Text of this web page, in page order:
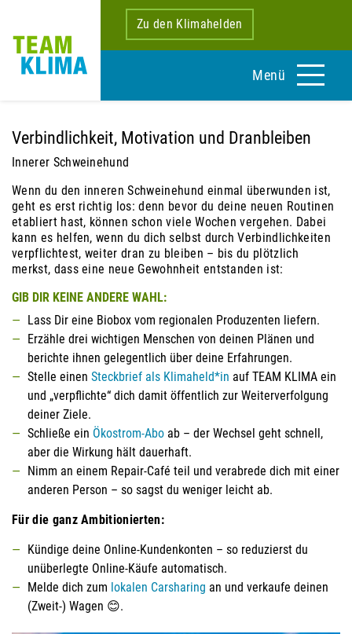
Zu den Klimahelden
Menü
Verbindlichkeit, Motivation und Dranbleiben
Innerer Schweinehund
Wenn du den inneren Schweinehund einmal überwunden ist,
geht es erst richtig los: denn bevor du deine neuen Routinen
etabliert hast, können schon viele Wochen vergehen. Dabei
kann es helfen, wenn du dich selbst durch Verbindlichkeiten
verpflichtest, weiter dran zu bleiben – bis du plötzlich
merkst, dass eine neue Gewohnheit entstanden ist:
GIB DIR KEINE ANDERE WAHL:
Lass Dir eine Biobox vom regionalen Produzenten liefern.
Erzähle drei wichtigen Menschen von deinen Plänen und
berichte ihnen gelegentlich über deine Erfahrungen.
Stelle einen Steckbrief als Klimaheld*in auf TEAM KLIMA ein
und „verpflichte“ dich damit öffentlich zur Weiterverfolgung
deiner Ziele.
Schließe ein Ökostrom-Abo ab – der Wechsel geht schnell,
aber die Wirkung hält dauerhaft.
Nimm an einem Repair-Café teil und verabrede dich mit einer
anderen Person – so sagst du weniger leicht ab.
Für die ganz Ambitionierten:
Kündige deine Online-Kundenkonten – so reduzierst du
unüberlegte Online-Käufe automatisch.
Melde dich zum lokalen Carsharing an und verkaufe deinen
(Zweit-) Wagen 😊.